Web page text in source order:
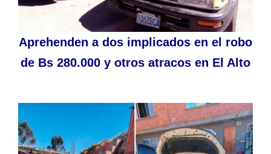
Aprehenden a dos implicados en el robo
de Bs 280.000 y otros atracos en El Alto